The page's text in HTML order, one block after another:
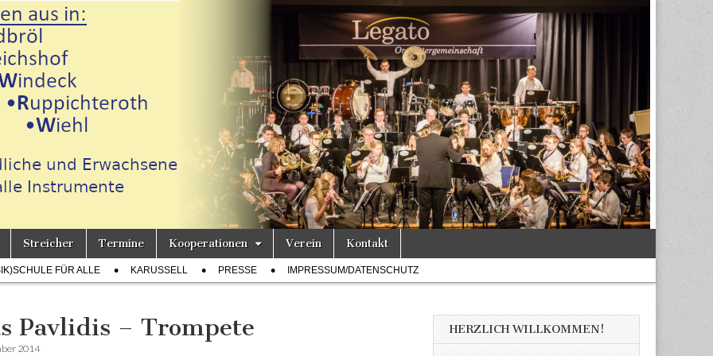
Streicher Termine Kooperationen Verein Kontakt
FÜR ALLE KARUSSELL PRESSE IMPRESSUM/DATENSCHUTZ
Pavlidis – Trompete
2014
HERZLICH WILLKOMMEN!